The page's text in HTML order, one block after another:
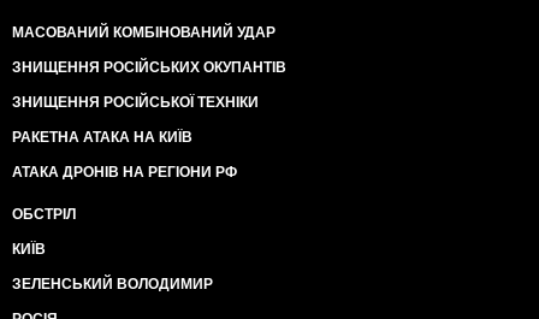
МАСОВАНИЙ КОМБІНОВАНИЙ УДАР
ЗНИЩЕННЯ РОСІЙСЬКИХ ОКУПАНТІВ
ЗНИЩЕННЯ РОСІЙСЬКОЇ ТЕХНІКИ
РАКЕТНА АТАКА НА КИЇВ
АТАКА ДРОНІВ НА РЕГІОНИ РФ
ОБСТРІЛ
КИЇВ
ЗЕЛЕНСЬКИЙ ВОЛОДИМИР